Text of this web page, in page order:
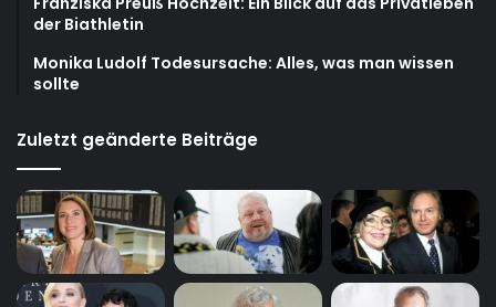
der Biathletin
Monika Ludolf Todesursache: Alles, was man wissen
sollte
Zuletzt geänderte Beiträge